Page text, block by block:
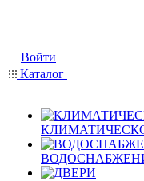
Войти
Каталог